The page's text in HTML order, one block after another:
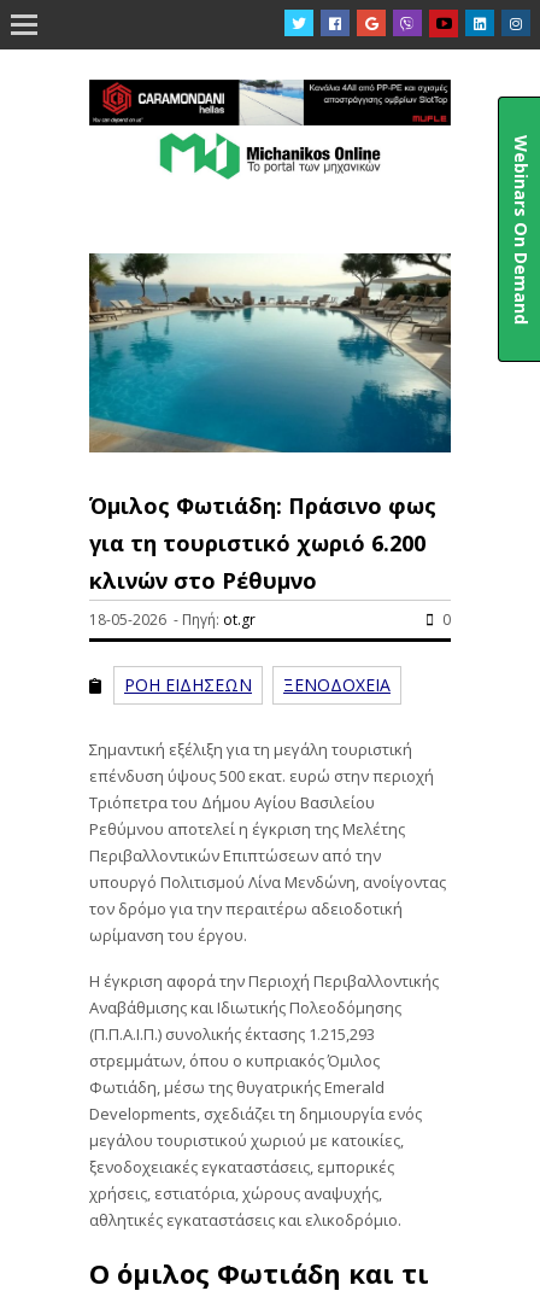

Όμιλος Φωτιάδη: Πράσινο φως
για τη τουριστικό χωριό 6.200
κλινών στο Ρέθυμνο
18-05-2026 - Πηγή: ot.gr 0
ΡΟΗ ΕΙΔΗΣΕΩΝ ΞΕΝΟΔΟΧΕΙΑ
Σημαντική εξέλιξη για τη μεγάλη τουριστική
επένδυση ύψους 500 εκατ. ευρώ στην περιοχή
Τριόπετρα του Δήμου Αγίου Βασιλείου
Ρεθύμνου αποτελεί η έγκριση της Μελέτης
Περιβαλλοντικών Επιπτώσεων από την
υπουργό Πολιτισμού Λίνα Μενδώνη, ανοίγοντας
τον δρόμο για την περαιτέρω αδειοδοτική
ωρίμανση του έργου.
Η έγκριση αφορά την Περιοχή Περιβαλλοντικής
Αναβάθμισης και Ιδιωτικής Πολεοδόμησης
(Π.Π.Α.Ι.Π.) συνολικής έκτασης 1.215,293
στρεμμάτων, όπου ο κυπριακός Όμιλος
Φωτιάδη, μέσω της θυγατρικής Emerald
Developments, σχεδιάζει τη δημιουργία ενός
μεγάλου τουριστικού χωριού με κατοικίες,
ξενοδοχειακές εγκαταστάσεις, εμπορικές
χρήσεις, εστιατόρια, χώρους αναψυχής,
αθλητικές εγκαταστάσεις και ελικοδρόμιο.
Ο όμιλος Φωτιάδη και τι
Webinars On Demand